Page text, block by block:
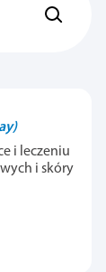
i leczeniu
i skóry